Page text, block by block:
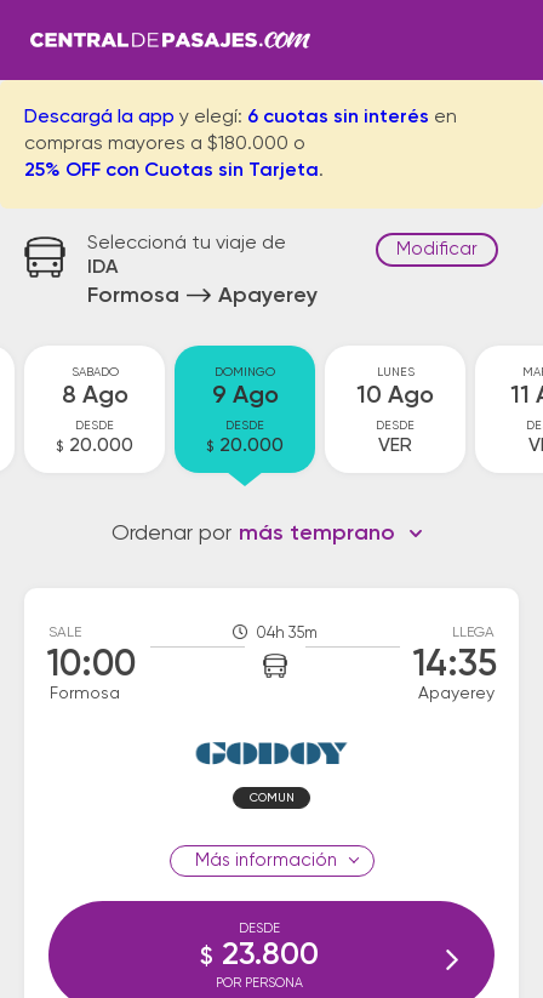
Descargá la app y elegí: 6 cuotas sin interés en
compras mayores a $180.000 o
25% OFF con Cuotas sin Tarjeta.
Seleccioná tu viaje de
IDA
Formosa Apayerey
Modificar
SABADO
8 Ago
DESDE
$ 20.000
DOMINGO
9 Ago
DESDE
$ 20.000
LUNES
10 Ago
DESDE
VER
11
Ordenar por más temprano
SALE
10:00
Formosa
04h 35m LLEGA
14:35
Apayerey
COMUN
información
DESDE
$ 23.800
POR PERSONA